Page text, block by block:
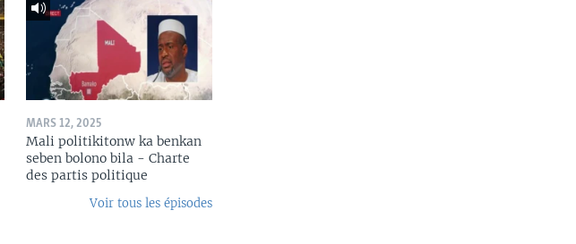
MARS 12, 2025
Mali politikitonw ka benkan
seben bolono bila - Charte
des partis politique
Voir tous les épisodes